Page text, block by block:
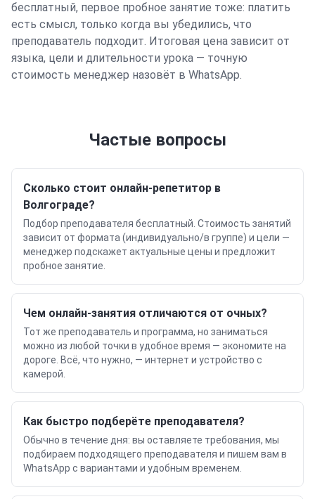
бесплатный, первое пробное занятие тоже: платить
есть смысл, только когда вы убедились, что
преподаватель подходит. Итоговая цена зависит от
языка, цели и длительности урока — точную
стоимость менеджер назовёт в WhatsApp.
Частые вопросы
Сколько стоит онлайн-репетитор в
Волгограде?
Подбор преподавателя бесплатный. Стоимость занятий
зависит от формата (индивидуально/в группе) и цели —
менеджер подскажет актуальные цены и предложит
пробное занятие.
Чем онлайн-занятия отличаются от очных?
Тот же преподаватель и программа, но заниматься
можно из любой точки в удобное время — экономите на
дороге. Всё, что нужно, — интернет и устройство с
камерой.
Как быстро подберёте преподавателя?
Обычно в течение дня: вы оставляете требования, мы
подбираем подходящего преподавателя и пишем вам в
WhatsApp с вариантами и удобным временем.